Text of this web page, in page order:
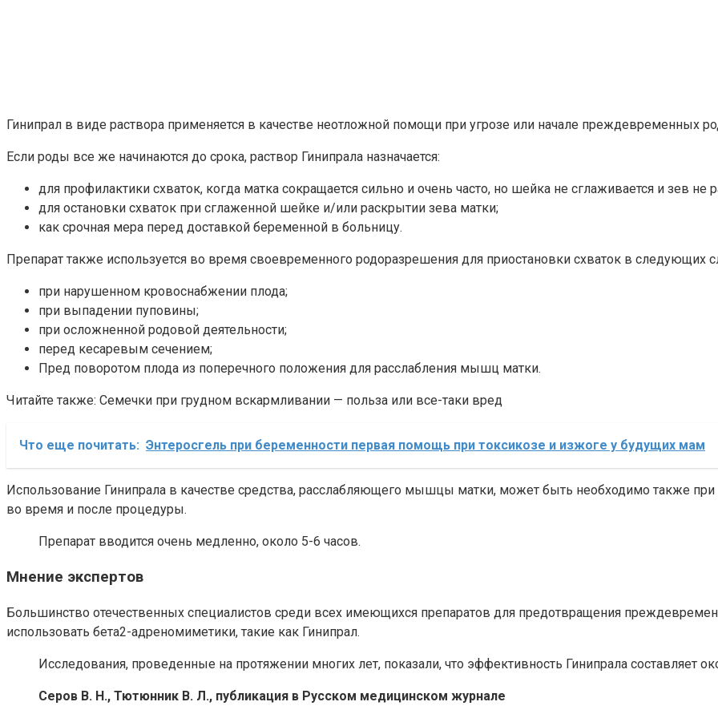
Гинипрал в виде раствора применяется в качестве неотложной помощи при угрозе или начале преждевременных
Если роды все же начинаются до срока, раствор Гинипрала назначается:
для профилактики схваток, когда матка сокращается сильно и очень часто, но шейка не сглаживается и зев не
для остановки схваток при сглаженной шейке и/или раскрытии зева матки;
как срочная мера перед доставкой беременной в больницу.
Препарат также используется во время своевременного родоразрешения для приостановки схваток в следующих
при нарушенном кровоснабжении плода;
при выпадении пуповины;
при осложненной родовой деятельности;
перед кесаревым сечением;
Пред поворотом плода из поперечного положения для расслабления мышц матки.
Читайте также: Семечки при грудном вскармливании — польза или все-таки вред
Что еще почитать: Энтеросгель при беременности первая помощь при токсикозе и изжоге у будущих мам
Использование Гинипрала в качестве средства, расслабляющего мышцы матки, может быть необходимо также
во время и после процедуры.
Препарат вводится очень медленно, около 5-6 часов.
Мнение экспертов
Большинство отечественных специалистов среди всех имеющихся препаратов для предотвращения
использовать бета2-адреномиметики, такие как Гинипрал.
Исследования, проведенные на протяжении многих лет, показали, что эффективность Гинипрала составляет
Серов В. Н., Тютюнник В. Л., публикация в Русском медицинском журнале